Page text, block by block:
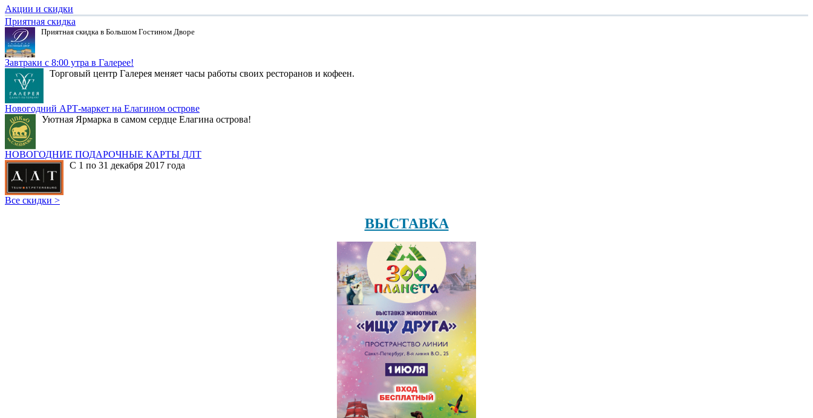
Акции и скидки
Приятная скидка
Приятная скидка в Большом Гостином Дворе
Завтраки с 8:00 утра в Галерее!
Торговый центр Галерея меняет часы работы своих ресторанов и кофеен.
Новогодний АРТ-маркет на Елагином острове
Уютная Ярмарка в самом сердце Елагина острова!
НОВОГОДНИЕ ПОДАРОЧНЫЕ КАРТЫ ДЛТ
С 1 по 31 декабря 2017 года
Все скидки >
ВЫСТАВКА